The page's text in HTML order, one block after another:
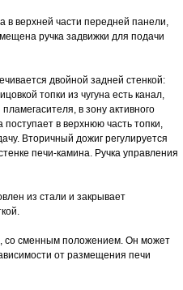
в верхней части передней панели,
ручка задвижки для подачи
двойной задней стенкой:
топки из чугуна есть канал,
в зону активного
поступает в верхнюю часть топки,
Вторичный дожиг регулируется
печи-камина. Ручка управления
из стали и закрывает
со сменным положением. Он может
от размещения печи